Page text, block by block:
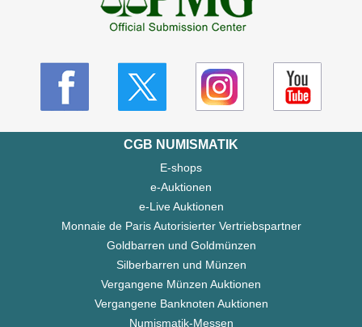
CGB NUMISMATIK
E-shops
e-Auktionen
e-Live Auktionen
Monnaie de Paris Autorisierter Vertriebspartner
Goldbarren und Goldmünzen
Silberbarren und Münzen
Vergangene Münzen Auktionen
Vergangene Banknoten Auktionen
Numismatik-Messen